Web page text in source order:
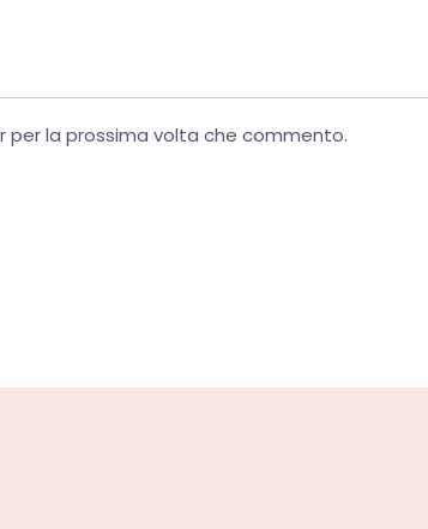
per la prossima volta che commento.